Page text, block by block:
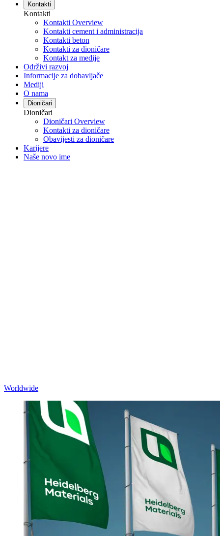
Kontakti
Kontakti
Kontakti Overview
Kontakti cement i administracija
Kontakti beton
Kontakti za dioničare
Kontakt za medije
Održivi razvoj
Informacije za dobavljače
Mediji
O nama
Dioničari
Dioničari
Dioničari Overview
Kontakti za dioničare
Obavijesti za dioničare
Karijere
Naše novo ime
Worldwide